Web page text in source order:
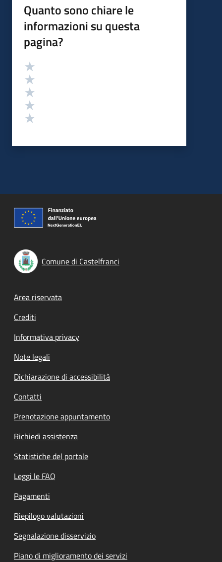
Quanto sono chiare le
informazioni su questa
pagina?
Valutazione
Comune di Castelfranci
Footer menu
Area riservata
Crediti
Informativa privacy
Note legali
Dichiarazione di accessibilità
Contatti
Prenotazione appuntamento
Richiedi assistenza
Statistiche del portale
Leggi le FAQ
Pagamenti
Riepilogo valutazioni
Segnalazione disservizio
Piano di miglioramento dei servizi